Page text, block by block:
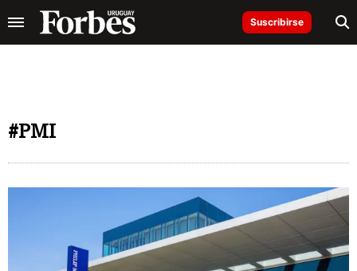
Suscribirse
#PMI